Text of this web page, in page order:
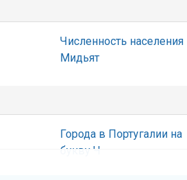
Численность населения
Мидьят
Города в Португалии на
букву Ч